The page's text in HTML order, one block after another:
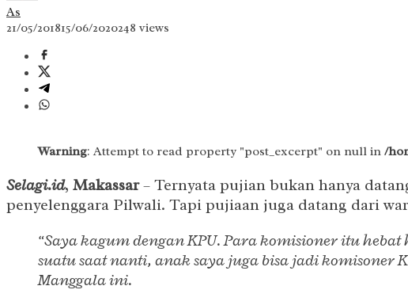
As
21/05/201815/06/2020248 views
Warning: Attempt to read property "post_excerpt" on null in /
Selagi.id, Makassar– Ternyata pujian bukan hanya
penyelenggara Pilwali. Tapi pujiaan juga datang dari
“Saya kagum dengan KPU. Para komisioner itu
suatu saat nanti, anak saya juga bisa jadi komisoner
Manggala ini.